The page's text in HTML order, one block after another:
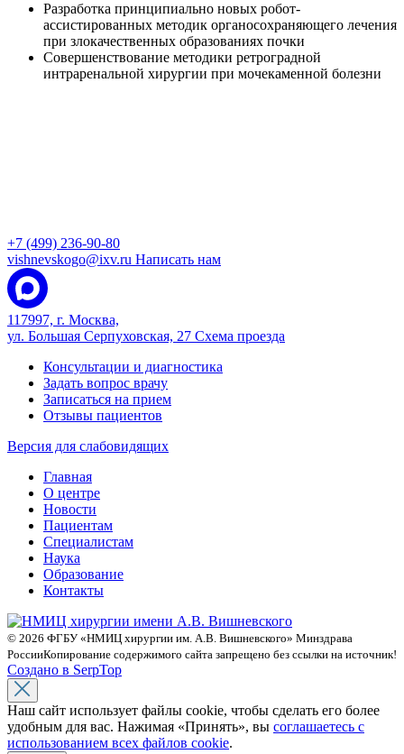
Разработка принципиально новых робот-
ассистированных методик органосохраняющего лечения
при злокачественных образованиях почки
Совершенствование методики ретроградной
интраренальной хирургии при мочекаменной болезни
+7 (499) 236-90-80
vishnevskogo@ixv.ru Написать нам
117997, г. Москва,
ул. Большая Серпуховская, 27 Схема проезда
Консультации и диагностика
Задать вопрос врачу
Записаться на прием
Отзывы пациентов
Версия для слабовидящих
Главная
О центре
Новости
Пациентам
Специалистам
Наука
Образование
Контакты
© 2026 ФГБУ «НМИЦ хирургии им. А.В. Вишневского» Минздрава
РоссииКопирование содержимого сайта запрещено без ссылки на источник!
Создано в SerpTop
Наш сайт использует файлы cookie, чтобы сделать его более
удобным для вас. Нажимая «Принять», вы соглашаетесь с
использованием всех файлов cookie.